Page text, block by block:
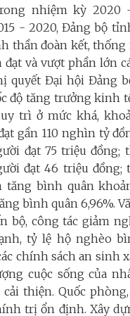
nhiệm kỳ 2020
- 2020, Đảng bộ
thần đoàn kết, thống
đạt và vượt phần lớn
quyết Đại hội Đảng
độ tăng trưởng kinh
trì ở mức khá,
gần 110 nghìn tỷ
đạt 75 triệu đồng;
đạt 46 triệu đồng;
tăng bình quân
bình quân 6,96%.
bộ, công tác giảm
tỷ lệ hộ nghèo
chính sách an sinh
cuộc sống của
thiện. Quốc
trị ổn định. Xây